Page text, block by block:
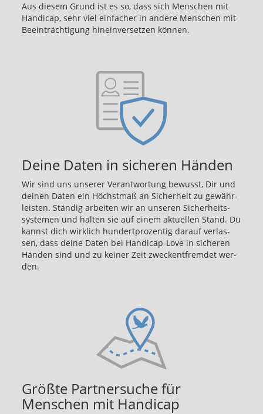
Aus diesem Grund ist es so, dass sich Men­schen mit
Hand­i­cap, sehr viel ein­facher in an­dere Men­schen mit
Beeinträchtigung hinein­ver­set­zen können.
Deine Daten in sicheren Händen
Wir sind uns un­se­rer Ver­ant­wor­tung be­wusst, Dir und
dei­nen Daten ein Höchst­maß an Si­cher­heit zu ge­währ­
leis­ten. Stän­dig ar­bei­ten wir an un­se­ren Si­cher­heits­
sys­te­men und hal­ten sie auf einem ak­tu­el­len Stand. Du
kannst dich wirk­lich hun­dert­pro­zen­tig dar­auf ver­las­
sen, dass deine Daten bei Handicap-​Love in si­che­ren
Hän­den sind und zu kei­ner Zeit zweck­ent­frem­det wer­
den.
Größte Partnersuche für
Menschen mit Handicap